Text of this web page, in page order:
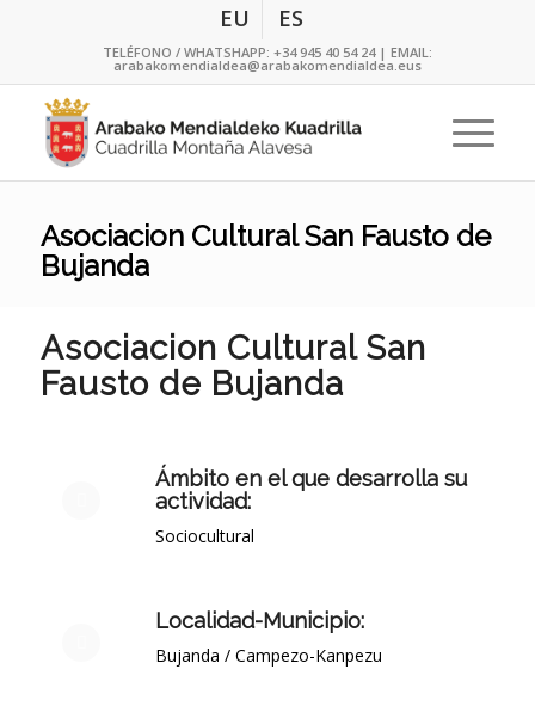
EU ES
TELÉFONO / WHATSHAPP: +34 945 40 54 24| EMAIL:
arabakomendialdea@arabakomendialdea.eus
Asociacion Cultural San Fausto de
Bujanda
Asociacion Cultural San
Fausto de Bujanda
Ámbito en el que desarrolla su
actividad:
Sociocultural
Localidad-Municipio:
Bujanda / Campezo-Kanpezu